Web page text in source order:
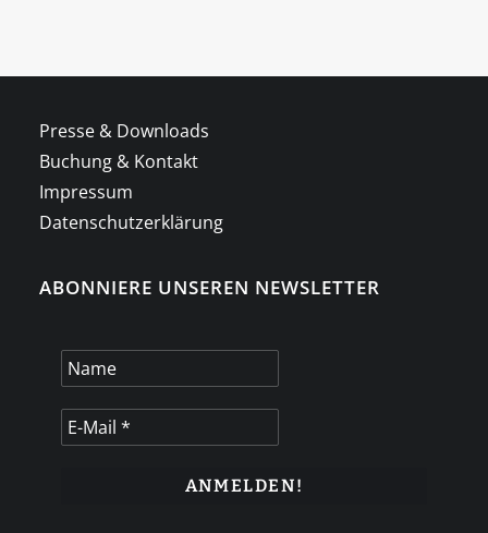
Presse & Downloads
Buchung & Kontakt
Impressum
Datenschutzerklärung
ABONNIERE UNSEREN NEWSLETTER